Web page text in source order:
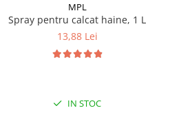
MPL
Spray pentru calcat haine, 1 L
13,88 Lei
IN STOC